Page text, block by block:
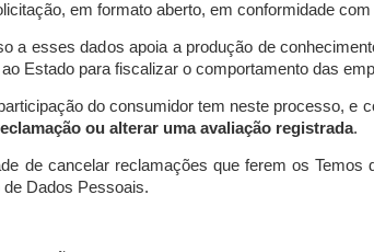
em formato aberto, em conformidade
a esses dados apoia a produção de
Estado para fiscalizar o comportamento das
do consumidor tem neste processo,
ou alterar uma avaliação registrada.
de cancelar reclamações que ferem os
Dados Pessoais.